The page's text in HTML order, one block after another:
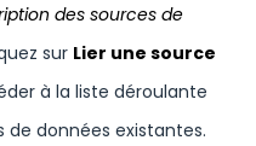
des sources de
sur Lier une source
à la liste déroulante
données existantes.